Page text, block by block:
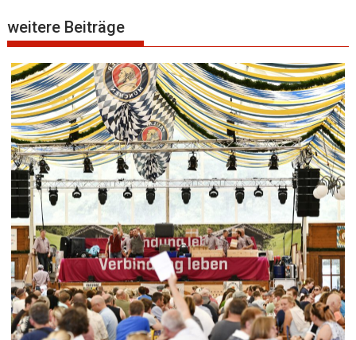
weitere Beiträge